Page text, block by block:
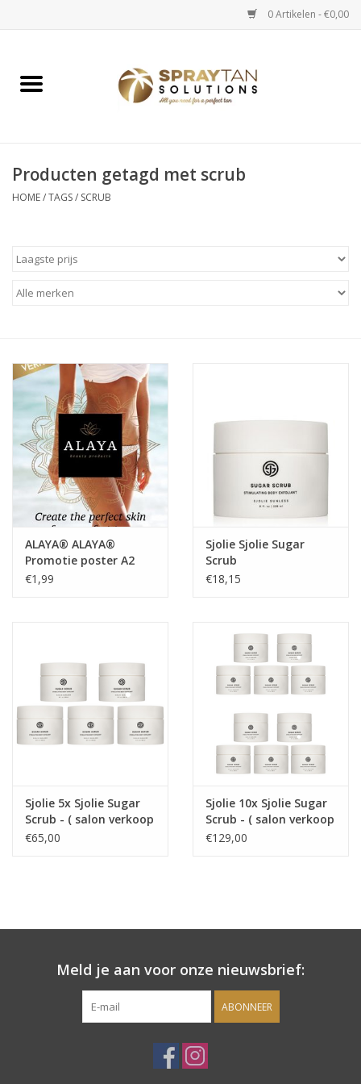
0 Artikelen - €0,00
Home
Spray Tan Starterspakketten
Selftan producten
Onderdelen
Ventilatoren / Afzuiging
Promotie materiaal
Salon kleding
Vraag hier om een vrijblijvend
Sjolie
Cadeaubonnen
Producten getagd met scrub
HOME/TAGS/ SCRUB
ALAYA® ALAYA®
Promotie poster A2
€1,99
Sjolie Sjolie Sugar
Scrub
€18,15
Sjolie 5x Sjolie Sugar
Scrub - ( salon verkoop
)€65,00
Sjolie 10x Sjolie Sugar
Scrub - ( salon verkoop
)€129,00
Meld je aan voor onze nieuwsbrief:
ABONNEER